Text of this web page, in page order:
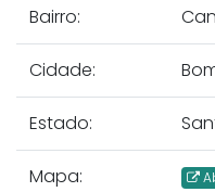
Bairro:
Cidade:
Estado:
Mapa: